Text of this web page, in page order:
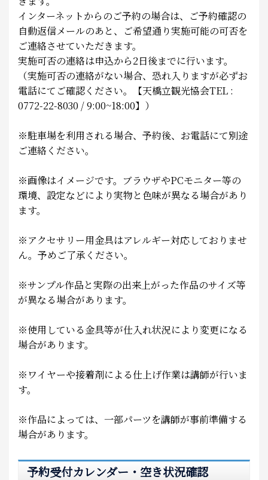
インターネットからのご予約の場合は、ご予約確認の
自動返信メールのあと、ご希望通り実施可能の可否を
ご連絡させていただきます。
実施可否の連絡は申込から2日後までに行います。
（実施可否の連絡がない場合、恐れ入りますが必ずお
電話にてご確認ください。【天橋立観光協会TEL :
0772-22-8030 / 9:00~18:00】）
※駐車場を利用される場合、予約後、お電話にて別途
ご連絡ください。
※画像はイメージです。ブラウザやPCモニター等の
環境、設定などにより実物と色味が異なる場合があり
ます。
※アクセサリー用金具はアレルギー対応しておりませ
ん。予めご了承ください。
※サンプル作品と実際の出来上がった作品のサイズ等
が異なる場合があります。
※使用している金具等が仕入れ状況により変更になる
場合があります。
※ワイヤーや接着剤による仕上げ作業は講師が行いま
す。
※作品によっては、一部パーツを講師が事前準備する
場合があります。
予約受付カレンダー・空き状況確認